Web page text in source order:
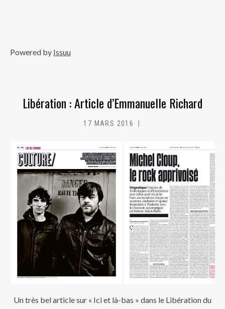
Powered by Issuu
Libération : Article d’Emmanuelle Richard
17 MARS 2016
Un très bel article sur « Ici et là-bas » dans le Libération du